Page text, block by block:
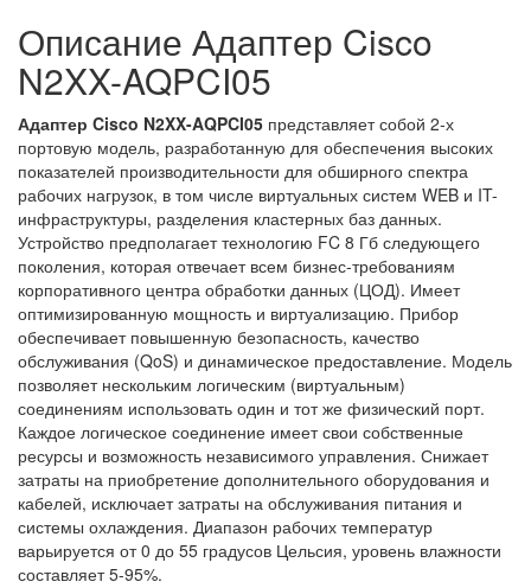
Описание Адаптер Cisco
N2XX-AQPCI05
Адаптер Cisco N2XX-AQPCI05 представляет собой 2-х
портовую модель, разработанную для обеспечения высоких
показателей производительности для обширного спектра
рабочих нагрузок, в том числе виртуальных систем WEB и IT-
инфраструктуры, разделения кластерных баз данных.
Устройство предполагает технологию FC 8 Гб следующего
поколения, которая отвечает всем бизнес-требованиям
корпоративного центра обработки данных (ЦОД). Имеет
оптимизированную мощность и виртуализацию. Прибор
обеспечивает повышенную безопасность, качество
обслуживания (QoS) и динамическое предоставление. Модель
позволяет нескольким логическим (виртуальным)
соединениям использовать один и тот же физический порт.
Каждое логическое соединение имеет свои собственные
ресурсы и возможность независимого управления. Снижает
затраты на приобретение дополнительного оборудования и
кабелей, исключает затраты на обслуживания питания и
системы охлаждения. Диапазон рабочих температур
варьируется от 0 до 55 градусов Цельсия, уровень влажности
составляет 5-95%.